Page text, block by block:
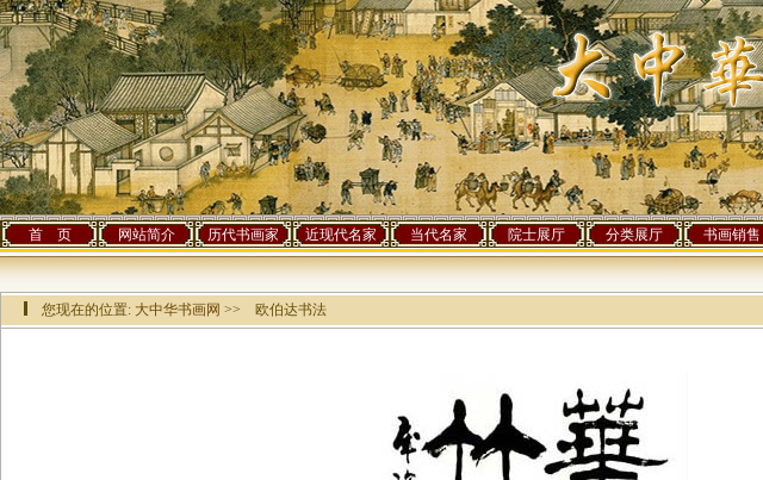
首 页 网站简介 历代书画家 近现代名家 当代名家 院士展厅 分类展厅 书画销售
您现在的位置: 大中华书画网 >> 欧伯达书法